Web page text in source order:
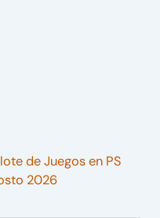
de Juegos en PS
2026